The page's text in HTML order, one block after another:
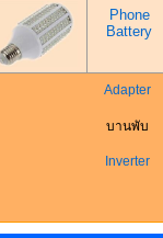
Phone
Battery
Adapter
บานพับ
Inverter